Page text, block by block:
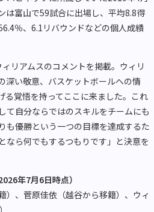
は富山で59試合に出場し、平均8.8得
％、6.1リバウンドなどの個人成績
リアムスのコメントを掲載。ウィリ
深い敬意、バスケットボールへの情
る覚悟を持ってここに来ました。これ
て自分ならではのスキルをチームにも
も優勝という一つの目標を達成するた
なら何でもするつもりです」と決意を
年7月6日時点）
）、菅原佳依（越谷から移籍）、ウィ